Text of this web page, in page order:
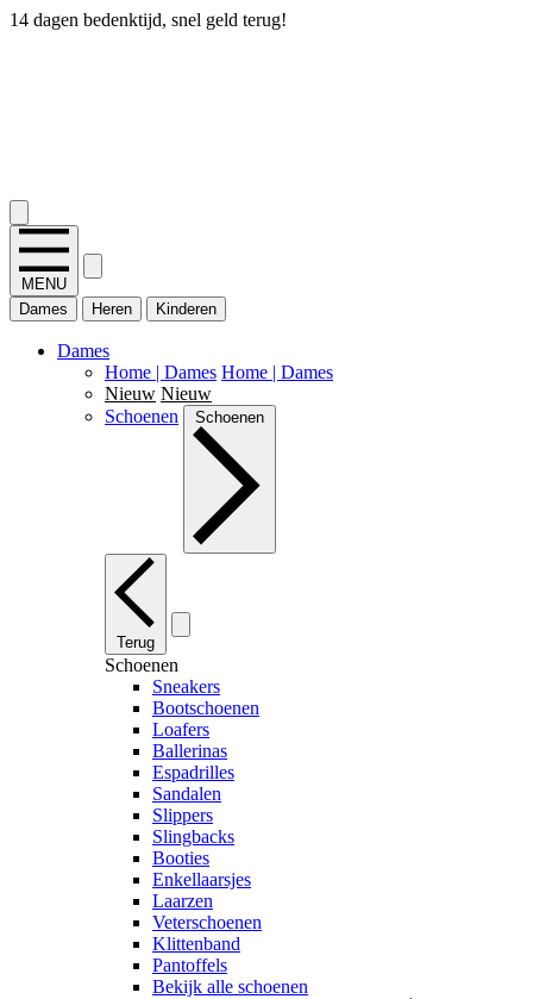
14 dagen bedenktijd, snel geld terug!
MENU
Dames
Heren Kinderen
Dames
Home | Dames Home | Dames
Nieuw Nieuw
Schoenen
Schoenen
Terug
Schoenen
Sneakers
Bootschoenen
Loafers
Ballerinas
Espadrilles
Sandalen
Slippers
Slingbacks
Booties
Enkellaarsjes
Laarzen
Veterschoenen
Klittenband
Pantoffels
Bekijk alle schoenen